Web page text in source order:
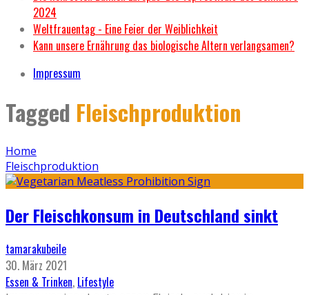
2024
Weltfrauentag - Eine Feier der Weiblichkeit
Kann unsere Ernährung das biologische Altern verlangsamen?
Impressum
Tagged Fleischproduktion
Home
Fleischproduktion
Der Fleischkonsum in Deutschland sinkt
tamarakubeile
30. März 2021
Essen & Trinken, Lifestyle